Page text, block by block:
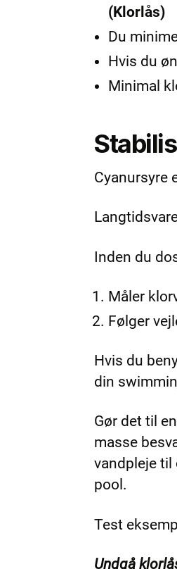
(Klorlås)
Du
Hvis du
Minimal
Cyanursyre
Inden du
Måler
Følger
Hvis du
din
Gør det til
masse
vandpleje til
pool.
Test
Undgå